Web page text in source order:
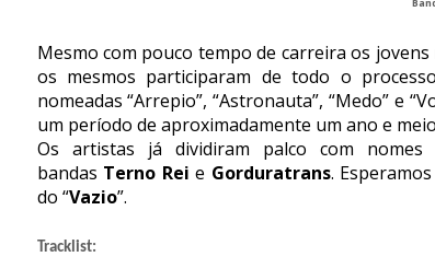
Mesmo com pouco tempo de carreira os
os mesmos participaram de todo o
nomeadas “Arrepio”, “Astronauta”, “Medo” e
um período de aproximadamente um ano e
Os artistas já dividiram palco com nomes
bandas Terno Rei e Gorduratrans.
do “Vazio”.
Tracklist: